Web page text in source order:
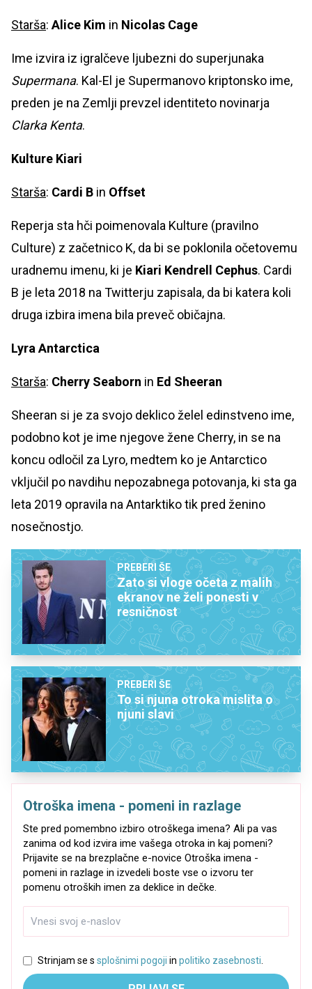
Starša: Alice Kim in Nicolas Cage
Ime izvira iz igralčeve ljubezni do superjunaka
Supermana. Kal-El je Supermanovo kriptonsko ime,
preden je na Zemlji prevzel identiteto novinarja
Clarka Kenta.
Kulture Kiari
Starša: Cardi B in Offset
Reperja sta hči poimenovala Kulture (pravilno
Culture) z začetnico K, da bi se poklonila očetovemu
uradnemu imenu, ki je Kiari Kendrell Cephus. Cardi
B je leta 2018 na Twitterju zapisala, da bi katera koli
druga izbira imena bila preveč običajna.
Lyra Antarctica
Starša: Cherry Seaborn in Ed Sheeran
Sheeran si je za svojo deklico želel edinstveno ime,
podobno kot je ime njegove žene Cherry, in se na
koncu odločil za Lyro, medtem ko je Antarctico
vključil po navdihu nepozabnega potovanja, ki sta ga
leta 2019 opravila na Antarktiko tik pred ženino
nosečnostjo.
PREBERI ŠE
Zato si vloge očeta z malih
ekranov ne želi ponesti v
resničnost
PREBERI ŠE
To si njuna otroka mislita o
njuni slavi
Otroška imena - pomeni in razlage
Ste pred pomembno izbiro otroškega imena? Ali pa vas
zanima od kod izvira ime vašega otroka in kaj pomeni?
Prijavite se na brezplačne e-novice Otroška imena -
pomeni in razlage in izvedeli boste vse o izvoru ter
pomenu otroških imen za deklice in dečke.
Strinjam se s splošnimi pogoji in politiko zasebnosti